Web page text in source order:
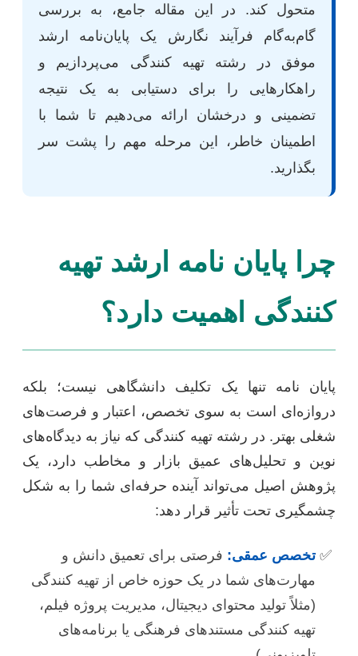
متحول کند. در این مقاله جامع، به بررسی
گام‌به‌گام فرآیند نگارش یک پایان‌نامه ارشد
موفق در رشته تهیه کنندگی می‌پردازیم و
راهکارهایی را برای دستیابی به یک نتیجه
تضمینی و درخشان ارائه می‌دهیم تا شما با
اطمینان خاطر، این مرحله مهم را پشت سر
بگذارید.
چرا پایان نامه ارشد تهیه
کنندگی اهمیت دارد؟
پایان نامه تنها یک تکلیف دانشگاهی نیست؛ بلکه
دروازه‌ای است به سوی تخصص، اعتبار و فرصت‌های
شغلی بهتر. در رشته تهیه کنندگی که نیاز به دیدگاه‌های
نوین و تحلیل‌های عمیق بازار و مخاطب دارد، یک
پژوهش اصیل می‌تواند آینده حرفه‌ای شما را به شکل
چشمگیری تحت تأثیر قرار دهد:
تخصص عمقی: فرصتی برای تعمیق دانش و
مهارت‌های شما در یک حوزه خاص از تهیه کنندگی
(مثلاً تولید محتوای دیجیتال، مدیریت پروژه فیلم،
تهیه کنندگی مستندهای فرهنگی یا برنامه‌های